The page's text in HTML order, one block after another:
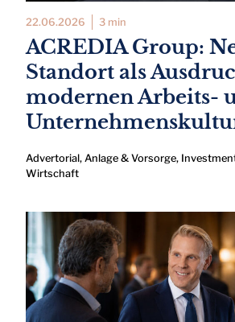
22.06.2026 3 min
ACREDIA Group:
Standort als
modernen Arbeits-
Advertorial, Anlage & Vorsorge,
Wirtschaft